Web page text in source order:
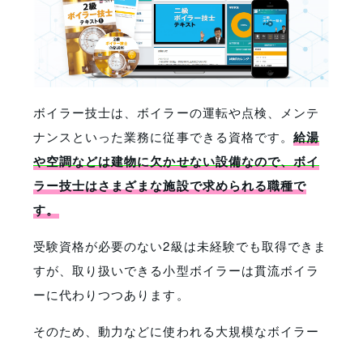
ボイラー技士は、ボイラーの運転や点検、メンテ
ナンスといった業務に従事できる資格です。 給湯
や空調などは建物に欠かせない設備なので、ボイ
ラー技士はさまざまな施設で求められる職種で
す。
受験資格が必要のない2級は未経験でも取得できま
すが、取り扱いできる小型ボイラーは貫流ボイラ
ーに代わりつつあります。
そのため、動力などに使われる大規模なボイラー